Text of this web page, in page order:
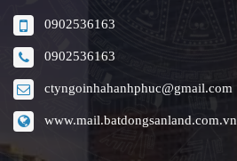
0902536163
0902536163
ctyngoinhahanhphuc@gmail.com
www.mail.batdongsanland.com.vn